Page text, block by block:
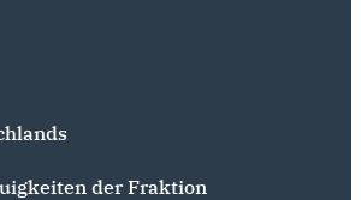
der Fraktion